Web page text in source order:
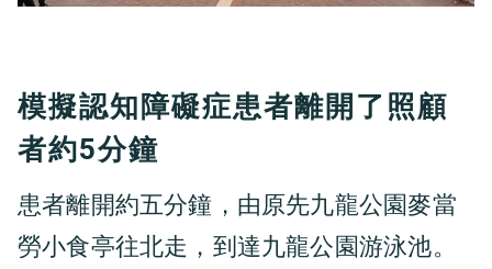
模擬認知障礙症患者離開了照顧
者約5分鐘
患者離開約五分鐘，由原先九龍公園麥當
勞小食亭往北走，到達九龍公園游泳池。